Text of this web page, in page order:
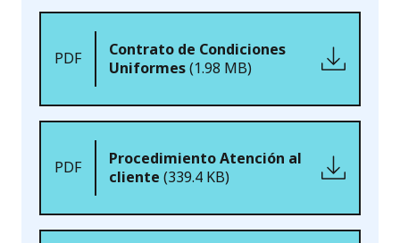
PDF
Contrato de Condiciones
Uniformes(1.98 MB)
PDF
Procedimiento Atención al
cliente (339.4 KB)